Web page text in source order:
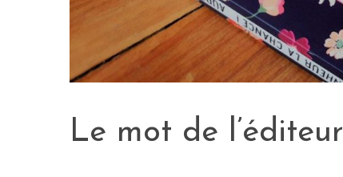
Le mot de l’éditeur
r
c
o